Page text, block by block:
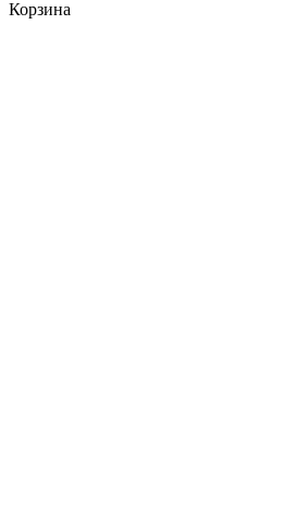
Корзина